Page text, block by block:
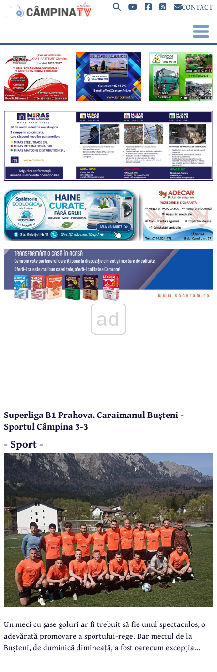
CONTACT
ad
Superliga B1 Prahova. Caraimanul Bușteni -
Sportul Câmpina 3-3
- Sport -
Un meci cu șase goluri ar fi trebuit să fie unul spectaculos, o
adevărată promovare a sportului-rege. Dar meciul de la
Bușteni, de duminică dimineață, a fost oarecum excepția...